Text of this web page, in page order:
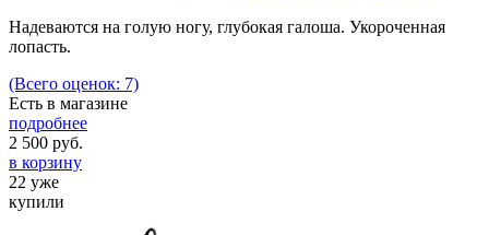
Надеваются на голую ногу, глубокая галоша. Укороченная
лопасть.
(Всего оценок: 7)
Есть в магазине
подробнее
2 500 руб.
в корзину
22 уже
купили